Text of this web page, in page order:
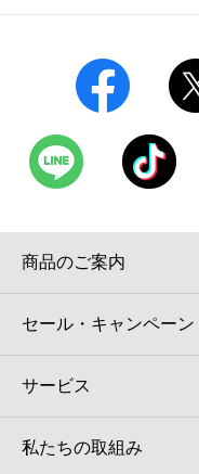
学び・教育
自転車シェアリング（店
モバイルバッテリーシェ
モバイルWi-Fiバッテリ
荷物預かりサービス「
パウダースペース ラブン
ソフトバンクギフト
セブン-イレブンの横顔
セブン-イレブンの歴史
商品のご案内
セール・キャンペーン
サービス
私たちの取組み